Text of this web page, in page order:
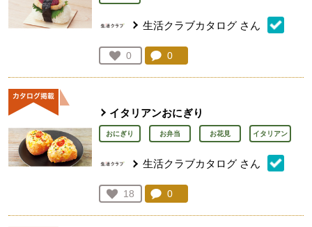
生活クラブカタログ さん
お気に入り登録：
0
人が登録
コメント：
0
イタリアンおにぎり
おにぎり お弁当 お花見 イタリアン
生活クラブカタログ さん
お気に入り登録：
18
人が登録
コメント：
0